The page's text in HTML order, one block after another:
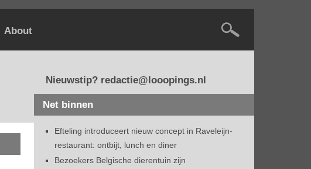
About
Nieuwstip? redactie@looopings.nl
Net binnen
Efteling introduceert nieuw concept in Raveleijn-
restaurant: ontbijt, lunch en diner
Bezoekers Belgische dierentuin zijn